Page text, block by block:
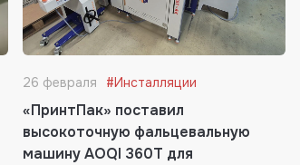
26 февраля #Инсталляции
«ПринтПак» поставил
высокоточную фальцевальную
машину AOQI 360T для